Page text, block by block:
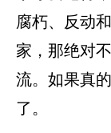
腐朽、反动
家，那绝对
流。如果真
了。